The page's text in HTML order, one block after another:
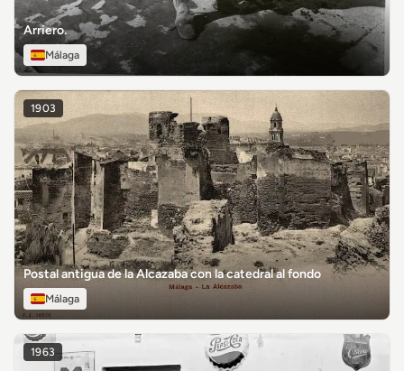
Arriero.
Málaga
1903
Postal antigua de la Alcazaba con la catedral al fondo
Málaga
1963